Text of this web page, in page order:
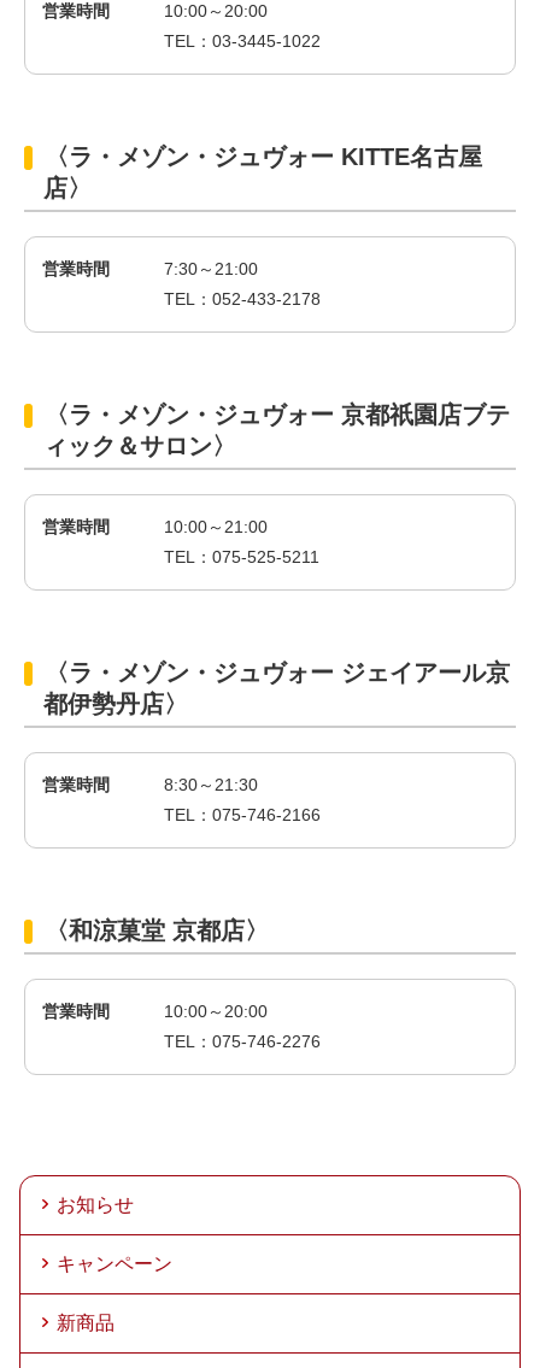
営業時間
10:00～20:00
TEL：03-3445-1022
〈ラ・メゾン・ジュヴォー KITTE名古屋
店〉
営業時間
7:30～21:00
TEL：052-433-2178
〈ラ・メゾン・ジュヴォー 京都祇園店ブテ
ィック＆サロン〉
営業時間
10:00～21:00
TEL：075-525-5211
〈ラ・メゾン・ジュヴォー ジェイアール京
都伊勢丹店〉
営業時間
8:30～21:30
TEL：075-746-2166
〈和涼菓堂 京都店〉
営業時間
10:00～20:00
TEL：075-746-2276
お知らせ
キャンペーン
新商品